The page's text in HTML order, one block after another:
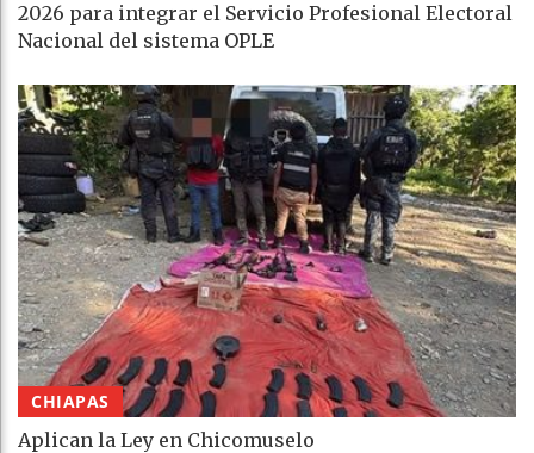
2026 para integrar el Servicio Profesional Electoral
Nacional del sistema OPLE
CHIAPAS
Aplican la Ley en Chicomuselo